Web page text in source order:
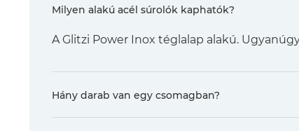
Milyen alakú acél súrolók kaphatók?
A Glitzi Power Inox téglalap alakú.
Hány darab van egy csomagban?